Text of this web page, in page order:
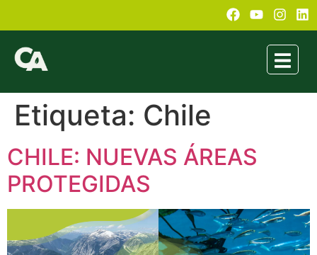
Etiqueta: Chile
CHILE: NUEVAS ÁREAS
PROTEGIDAS